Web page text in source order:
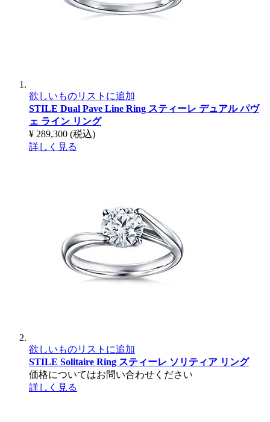
欲しいものリストに追加
STILE Dual Pave Line Ring スティーレ デュアル パヴ
ェ ライン リング
¥ 289,300 (税込)
詳しく見る
欲しいものリストに追加
STILE Solitaire Ring スティーレ ソリティア リング
価格についてはお問い合わせください
詳しく見る